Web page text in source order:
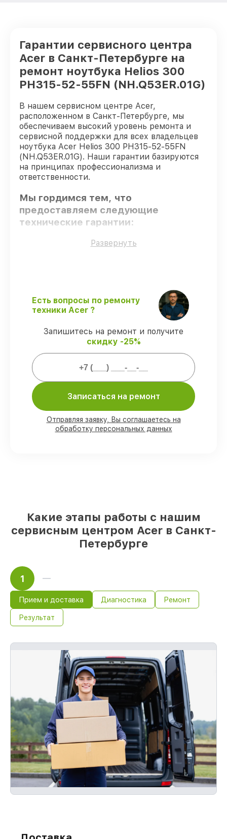
Гарантии сервисного центра
Acer в Санкт-Петербурге на
ремонт ноутбука Helios 300
PH315-52-55FN (NH.Q53ER.01G)
В нашем сервисном центре Acer,
расположенном в Санкт-Петербурге, мы
обеспечиваем высокий уровень ремонта и
сервисной поддержки для всех владельцев
ноутбука Acer Helios 300 PH315-52-55FN
(NH.Q53ER.01G). Наши гарантии базируются
на принципах профессионализма и
ответственности.
Мы гордимся тем, что
предоставляем следующие
технические гарантии:
работники проходят обязательное
обучение и ежегодную аттестацию, что
подтверждает их уровень мастерства.
Соблюдение сроков восстановления
гарантируем завершение работ без
Сервис с гарантией– все работы по
сервису проводятся с официальной
гарантией.
Мы гарантируем:
80%работ с возможностью
мастер приступает к починке сразу
Развернуть
Есть вопросы по ремонту
техники Acer ?
Запишитесь на ремонт и получите
скидку -25%
Записаться на ремонт
Отправляя заявку, Вы соглашаетесь на
обработку персональных данных
Какие этапы работы с нашим
сервисным центром Acer в Санкт-
Петербурге
1
Прием и доставка Диагностика Ремонт
Результат